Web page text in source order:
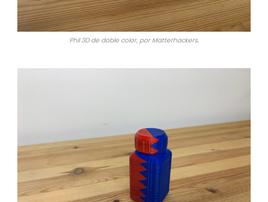
Phil 3D de doble color, por Matterhackers.